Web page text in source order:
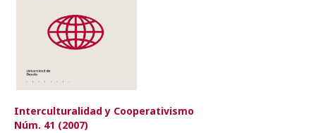
Interculturalidad y Cooperativismo
Núm. 41 (2007)